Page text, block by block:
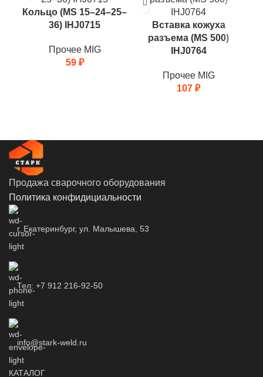
Кольцо (MS 15–24–25–
36) IHJ0715
Прочее MIG
59 ₽
Вставка кожуха
разъема (MS 500)
IHJ0764
Прочее MIG
107 ₽
Продажа сварочного оборудования
Политика конфидициальности
г. Екатеринбург, ул. Малышева, 53
Тел: +7 912 216-92-50
info@stark-weld.ru
КАТАЛОГ